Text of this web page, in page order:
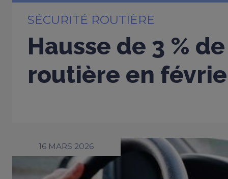
SÉCURITÉ ROUTIÈRE
Hausse de 3 %
routière en
16 MARS 2026